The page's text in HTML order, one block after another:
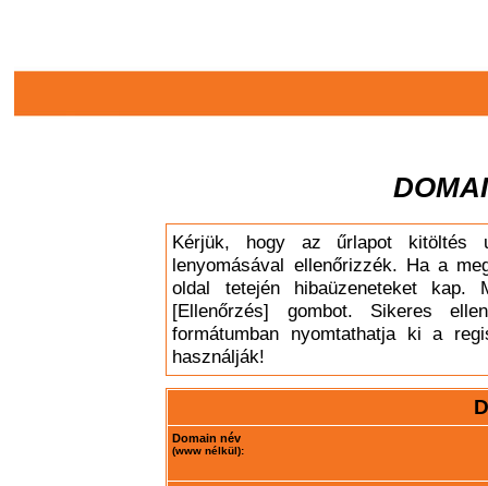
Kérjük, hogy az űrlapot kitöltés
lenyomásával ellenőrizzék. Ha a
oldal tetején hibaüzeneteket
[Ellenőrzés] gombot. Sikeres
formátumban nyomtathatja ki a
használják!
Domain név
(www nélkül):